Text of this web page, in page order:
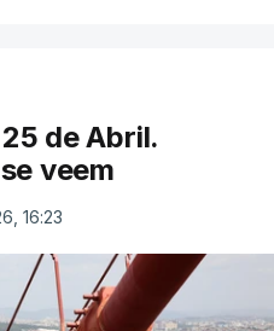
de Abril.
veem
16:23